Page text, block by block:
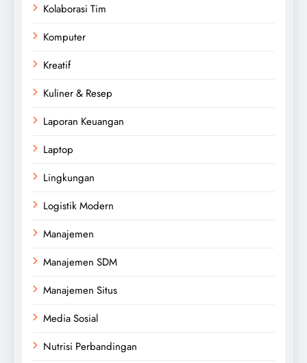
Kolaborasi Tim
Komputer
Kreatif
Kuliner & Resep
Laporan Keuangan
Laptop
Lingkungan
Logistik Modern
Manajemen
Manajemen SDM
Manajemen Situs
Media Sosial
Nutrisi Perbandingan